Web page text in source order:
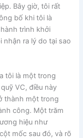
Bây giờ, tôi rất
bố khi tôi là
trình khởi
nhận ra lý do tại sao
tôi là một trong
VC, điều này
thành một trong
công. Một trăm
hiệu như
mốc sau đó, và rõ